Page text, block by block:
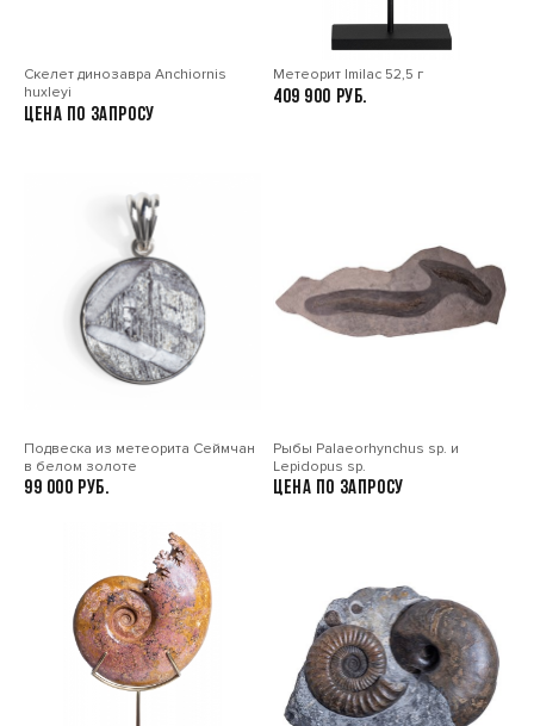
Скелет динозавра Anchiornis
huxleyi
Цена по запросу
Метеорит Imilac 52,5 г
409 900
Подвеска из метеорита Сеймчан
в белом золоте
99 000
Рыбы Palaeorhynchus sp. и
Lepidopus sp.
Цена по запросу